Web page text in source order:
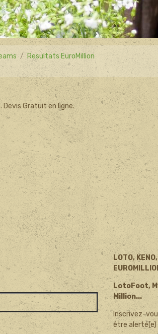
Resultats EuroMillion
Devis Gratuit en ligne.
LOTO, KENO,
LotoFoot,
Million...
Inscrivez-
être alerté(e)